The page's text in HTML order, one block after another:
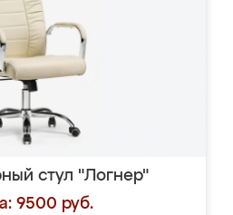
стул "Логнер"
9500 руб.